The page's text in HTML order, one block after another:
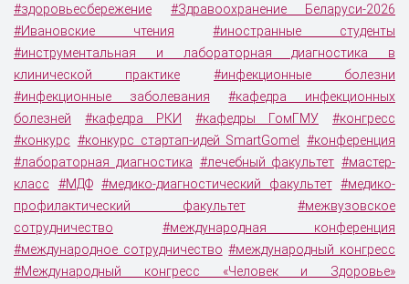
#здоровьесбережение
#Здравоохранение Беларуси-2026
#Ивановские чтения
#иностранные студенты
#инструментальная и лабораторная диагностика в
клинической практике
#инфекционные болезни
#инфекционные заболевания
#кафедра инфекционных
болезней
#кафедра РКИ #кафедры ГомГМУ
#конгресс
#конкурс #конкурс стартап-идей SmartGomel
#конференция
#лабораторная диагностика #лечебный факультет #мастер-
класс
#МДФ #медико-диагностический факультет #медико-
профилактический факультет
#межвузовское
сотрудничество
#международная конференция
#международное сотрудничество #международный конгресс
#Международный конгресс «Человек и Здоровье»